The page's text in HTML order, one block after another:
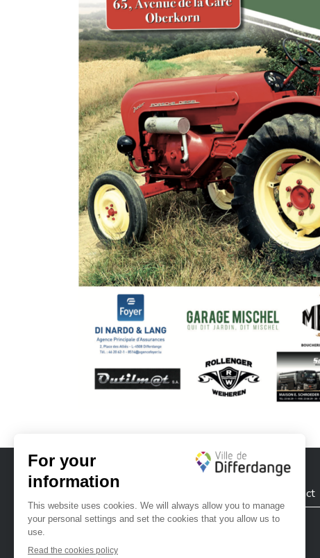
City of Differdange
Ville de Differdange sur Facebook
Ville de Differdange sur Instagram
Contact